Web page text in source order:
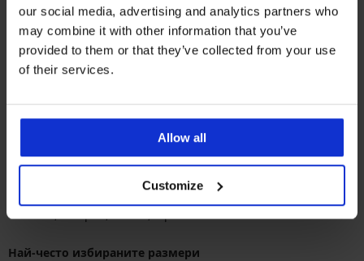
our social media, advertising and analytics partners who
may combine it with other information that you’ve
provided to them or that they’ve collected from your use
of their services.
Allow all
Customize
Astratex
Dorina Rosme Jadea
Най-често избираните размери